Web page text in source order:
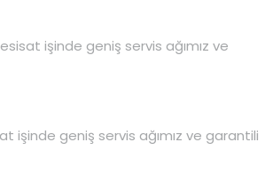
işinde geniş servis ağımız ve
geniş servis ağımız ve garantili